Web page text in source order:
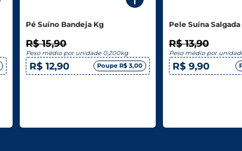
Pé Suíno Bandeja Kg
R$ 15,90
Peso médio por unidade 0,200kg
R$ 12,90 Poupe R$ 3,00
Pele Suína
R$ 13,90
Peso médio por
R$ 9,90